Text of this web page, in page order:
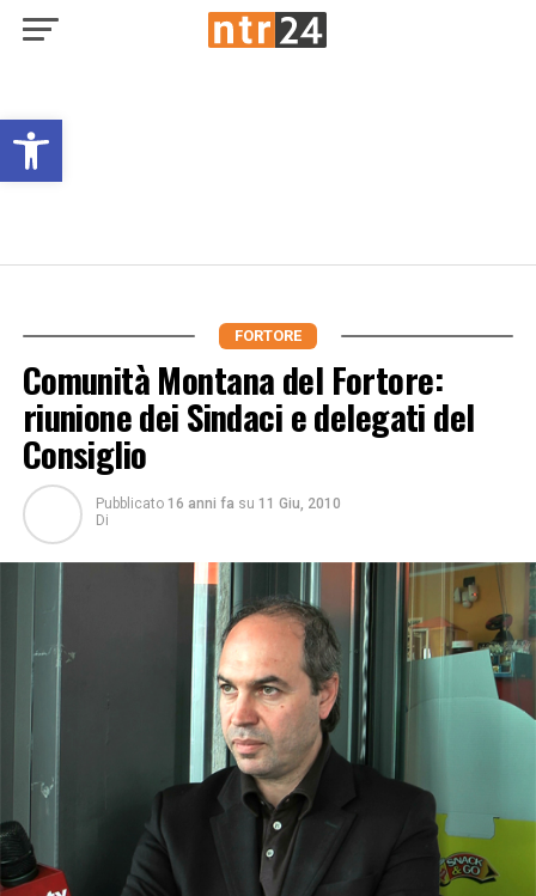
Open toolbar
FORTORE
Comunità Montana del Fortore:
riunione dei Sindaci e delegati del
Consiglio
Pubblicato 16 anni fa su 11 Giu, 2010
Di